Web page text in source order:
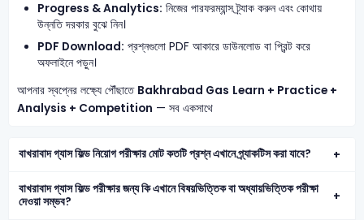
Progress & Analytics: নিজের পারফরম্যান্স ট্র্যাক করুন এবং কোথায়
উন্নতি দরকার বুঝে নিন।
PDF Download: প্রশ্নগুলো PDF আকারে ডাউনলোড বা প্রিন্ট করে
অফলাইনে পড়ুন।
আপনার স্বপ্নের লক্ষ্যে পৌঁছাতে Bakhrabad Gas Learn + Practice +
Analysis + Competition — সব একসাথে
বাখরাবাদ গ্যাস ফিল্ড নিয়োগ পরীক্ষার মোট কতটি প্রশ্ন এখানে প্র্যাকটিস করা যাবে?
বাখরাবাদ গ্যাস ফিল্ড পরীক্ষার জন্য কি এখানে বিষয়ভিত্তিক বা অধ্যায়ভিত্তিক পরীক্ষা
দেওয়া সম্ভব?